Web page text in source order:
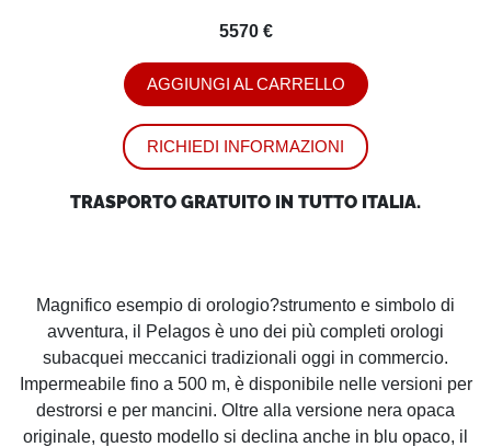
5570 €
AGGIUNGI AL CARRELLO
RICHIEDI INFORMAZIONI
TRASPORTO GRATUITO IN TUTTO ITALIA.
Magnifico esempio di orologio?strumento e simbolo di
avventura, il Pelagos è uno dei più completi orologi
subacquei meccanici tradizionali oggi in commercio.
Impermeabile fino a 500 m, è disponibile nelle versioni per
destrorsi e per mancini. Oltre alla versione nera opaca
originale, questo modello si declina anche in blu opaco, il